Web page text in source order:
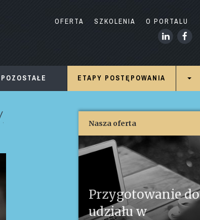
OFERTA SZKOLENIA O PORTALU
POZOSTAŁE ETAPY POSTĘPOWANIA
Nasza oferta
Przygotowanie do
udziału w